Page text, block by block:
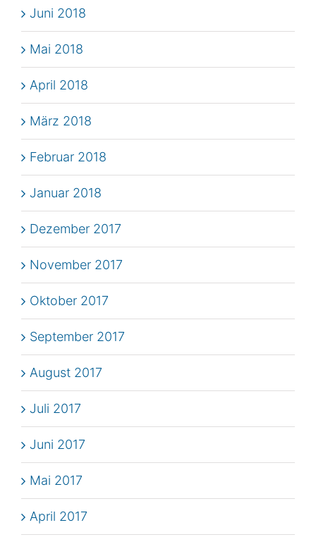
Juni 2018
Mai 2018
April 2018
März 2018
Februar 2018
Januar 2018
Dezember 2017
November 2017
Oktober 2017
September 2017
August 2017
Juli 2017
Juni 2017
Mai 2017
April 2017